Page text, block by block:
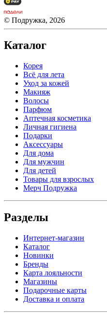
© Подружка, 2026
Каталог
Корея
Всё для лета
Уход за кожей
Макияж
Волосы
Парфюм
Аптечная косметика
Личная гигиена
Подарки
Аксессуары
Для дома
Для мужчин
Для детей
Товары для взрослых
Мерч Подружка
Разделы
Интернет-магазин
Каталог
Новинки
Бренды
Карта лояльности
Магазины
Подарочные карты
Доставка и оплата